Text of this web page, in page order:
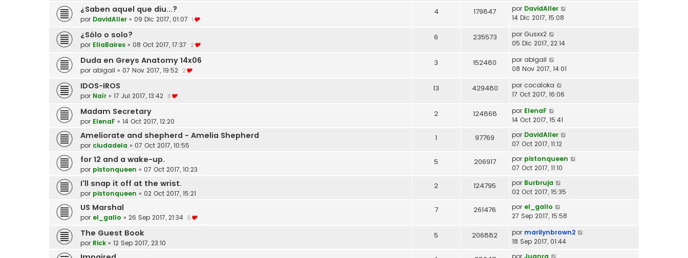
¿Saben aquel que diu...?
por DavidAller » 09 Dic 2017, 01:07 1
4 179847 por DavidAller
14 Dic 2017, 15:08
¿Sólo o solo?
por EllaBaires » 08 Oct 2017, 17:37 2
6 235573 por Gusxx2
05 Dic 2017, 22:14
Duda en Greys Anatomy 14x06
por abigail » 07 Nov 2017, 19:52 2
3 152480 por abigail
08 Nov 2017, 14:01
IDOS-IROS
por Naír » 17 Jul 2017, 13:42 8
13 429480 por cocaloka
17 Oct 2017, 16:06
Madam Secretary
por ElenaF » 14 Oct 2017, 12:20
2 124868 por ElenaF
14 Oct 2017, 15:41
Ameliorate and shepherd - Amelia Shepherd
por ciudadela » 07 Oct 2017, 10:55
1 97769 por DavidAller
07 Oct 2017, 11:12
for 12 and a wake-up.
por pistonqueen » 07 Oct 2017, 10:23
5 206917 por pistonqueen
07 Oct 2017, 11:10
I'll snap it off at the wrist.
por pistonqueen » 02 Oct 2017, 15:21
2 124795 por Burbruja
02 Oct 2017, 15:35
US Marshal
por el_gallo » 26 Sep 2017, 21:34 5
7 261476 por el_gallo
27 Sep 2017, 15:58
The Guest Book
por Rick » 12 Sep 2017, 23:10
5 206882 por marilynbrown2
18 Sep 2017, 01:44
por Juanra